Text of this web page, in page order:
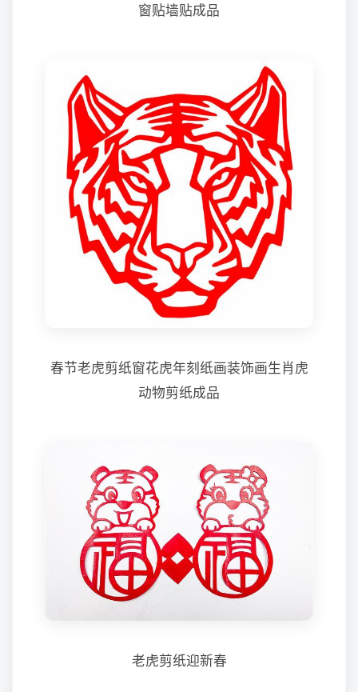
窗贴墙贴成品
春节老虎剪纸窗花虎年刻纸画装饰画生肖虎
动物剪纸成品
老虎剪纸迎新春